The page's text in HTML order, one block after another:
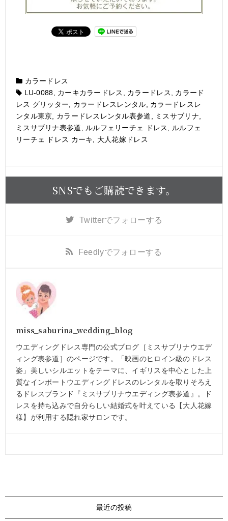
カラードレス
LU-0088
カーキカラードレス カラードレス
カラード
レス グリッター
カラードレスレンタル
カラードレスレ
ンタル東京
カラードレスレンタル表参道 ミスサブリナ
ミスサブリナ表参道
ルルフェリーチェ ドレス
ルルフェ
リーチェ ドレス カーキ
大人花嫁ドレス
SNSでもご購読できます。
Twitterでフォローする
Feedlyでフォローする
miss_saburina_wedding_blog
ウエディングドレス専門の公式ブログ［ミスサブリナウエデ
ィング表参道］のページです。「映画のヒロイン級のドレス
姿」美しいシルエットをテーマに、イギリスを中心とした上
質なインポートウエディングドレスのレンタルを取りそろえ
るドレスブランド『ミスサブリナウエディング表参道』。ド
レスを持ち込みで自分らしい結婚式を叶えている【大人花嫁
様】が利用する隠れ家サロンです。
最近の投稿